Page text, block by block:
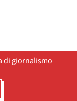
di giornalismo